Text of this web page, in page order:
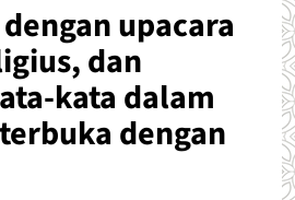
upacara
dan
kata dalam
dengan